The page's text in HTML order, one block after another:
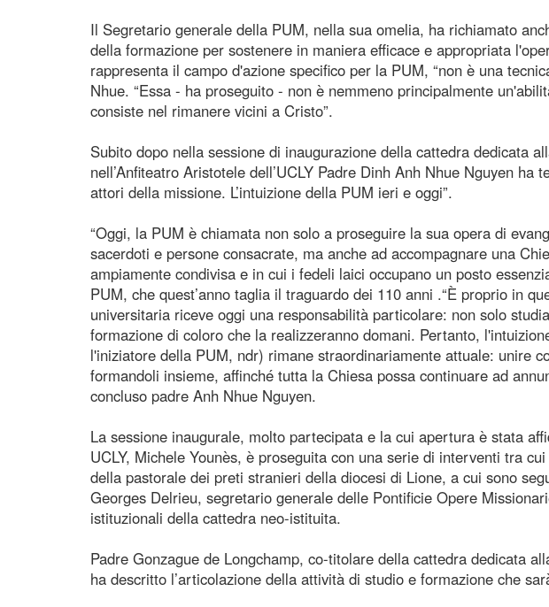
Il Segretario generale della PUM, nella sua omelia, ha richiamato
della formazione per sostenere in maniera efficace e appropriata
rappresenta il campo d'azione specifico per la PUM, “non è una
Nhue. “Essa - ha proseguito - non è nemmeno principalmente
consiste nel rimanere vicini a Cristo”.
Subito dopo nella sessione di inaugurazione della cattedra dedicata
nell’Anfiteatro Aristotele dell’UCLY Padre Dinh Anh Nhue Nguyen ha
attori della missione. L’intuizione della PUM ieri e oggi”.
“Oggi, la PUM è chiamata non solo a proseguire la sua opera di
sacerdoti e persone consacrate, ma anche ad accompagnare una
ampiamente condivisa e in cui i fedeli laici occupano un posto
PUM, che quest’anno taglia il traguardo dei 110 anni .“È proprio in
universitaria riceve oggi una responsabilità particolare: non solo
formazione di coloro che la realizzeranno domani. Pertanto,
l'iniziatore della PUM, ndr) rimane straordinariamente attuale: unire
formandoli insieme, affinché tutta la Chiesa possa continuare ad
concluso padre Anh Nhue Nguyen.
La sessione inaugurale, molto partecipata e la cui apertura è stata
UCLY, Michele Younès, è proseguita con una serie di interventi tra
della pastorale dei preti stranieri della diocesi di Lione, a cui sono
Georges Delrieu, segretario generale delle Pontificie Opere
istituzionali della cattedra neo-istituita.
Padre Gonzague de Longchamp, co-titolare della cattedra dedicata
ha descritto l’articolazione della attività di studio e formazione che